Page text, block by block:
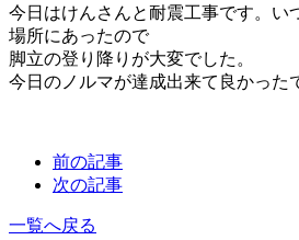
今日はけんさんと耐震工事です。い
場所にあったので
脚立の登り降りが大変でした。
今日のノルマが達成出来て良かった
前の記事
次の記事
一覧へ戻る